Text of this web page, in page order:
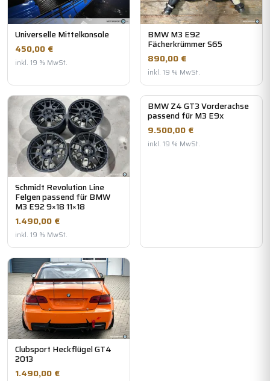
Universelle Mittelkonsole
450,00 €
inkl. 19 % MwSt.
BMW M3 E92
Fächerkrümmer S65
890,00 €
inkl. 19 % MwSt.
Schmidt Revolution Line
Felgen passend für BMW
M3 E92 9×18 11×18
1.490,00 €
inkl. 19 % MwSt.
BMW Z4 GT3 Vorderachse
passend für M3 E9x
9.500,00 €
inkl. 19 % MwSt.
Clubsport Heckflügel GT4
2013
1.490,00 €